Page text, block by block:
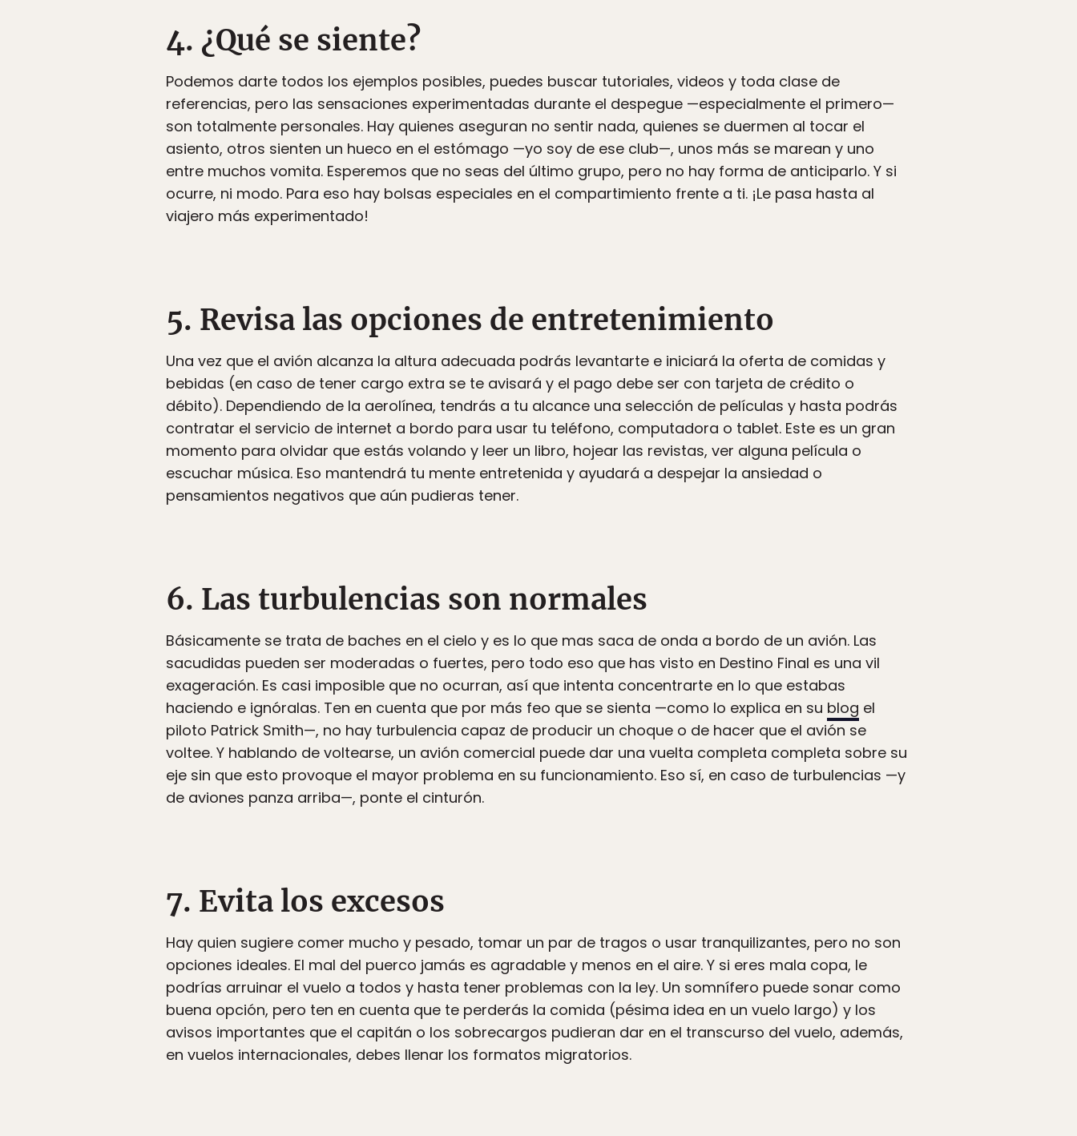
4. ¿Qué se siente?
Podemos darte todos los ejemplos posibles, puedes buscar tutoriales, videos y toda clase de
referencias, pero las sensaciones experimentadas durante el despegue —especialmente el primero—
son totalmente personales. Hay quienes aseguran no sentir nada, quienes se duermen al tocar el
asiento, otros sienten un hueco en el estómago —yo soy de ese club—, unos más se marean y uno
entre muchos vomita. Esperemos que no seas del último grupo, pero no hay forma de anticiparlo. Y si
ocurre, ni modo. Para eso hay bolsas especiales en el compartimiento frente a ti. ¡Le pasa hasta al
viajero más experimentado!
5. Revisa las opciones de entretenimiento
Una vez que el avión alcanza la altura adecuada podrás levantarte e iniciará la oferta de comidas y
bebidas (en caso de tener cargo extra se te avisará y el pago debe ser con tarjeta de crédito o
débito). Dependiendo de la aerolínea, tendrás a tu alcance una selección de películas y hasta podrás
contratar el servicio de internet a bordo para usar tu teléfono, computadora o tablet. Este es un gran
momento para olvidar que estás volando y leer un libro, hojear las revistas, ver alguna película o
escuchar música. Eso mantendrá tu mente entretenida y ayudará a despejar la ansiedad o
pensamientos negativos que aún pudieras tener.
6. Las turbulencias son normales
Básicamente se trata de baches en el cielo y es lo que mas saca de onda a bordo de un avión. Las
sacudidas pueden ser moderadas o fuertes, pero todo eso que has visto en Destino Final es una vil
exageración. Es casi imposible que no ocurran, así que intenta concentrarte en lo que estabas
haciendo e ignóralas. Ten en cuenta que por más feo que se sienta —como lo explica en su blog el
piloto Patrick Smith—, no hay turbulencia capaz de producir un choque o de hacer que el avión se
voltee. Y hablando de voltearse, un avión comercial puede dar una vuelta completa completa sobre su
eje sin que esto provoque el mayor problema en su funcionamiento. Eso sí, en caso de turbulencias —y
de aviones panza arriba—, ponte el cinturón.
7. Evita los excesos
Hay quien sugiere comer mucho y pesado, tomar un par de tragos o usar tranquilizantes, pero no son
opciones ideales. El mal del puerco jamás es agradable y menos en el aire. Y si eres mala copa, le
podrías arruinar el vuelo a todos y hasta tener problemas con la ley. Un somnífero puede sonar como
buena opción, pero ten en cuenta que te perderás la comida (pésima idea en un vuelo largo) y los
avisos importantes que el capitán o los sobrecargos pudieran dar en el transcurso del vuelo, además,
en vuelos internacionales, debes llenar los formatos migratorios.